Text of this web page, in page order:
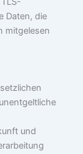
Daten, die
mitgelesen
und